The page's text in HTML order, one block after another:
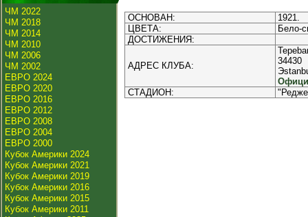
ЧМ 2022
ЧМ 2018
ЧМ 2014
ЧМ 2010
ЧМ 2006
ЧМ 2002
ЕВРО 2024
ЕВРО 2020
ЕВРО 2016
ЕВРО 2012
ЕВРО 2008
ЕВРО 2004
ЕВРО 2000
Кубок Америки 2024
Кубок Америки 2021
Кубок Америки 2019
Кубок Америки 2016
Кубок Америки 2015
Кубок Америки 2011
ОСНОВАН:
1921.
ЦВЕТА:
Бело-
ДОСТИЖЕНИЯ:
АДРЕС КЛУБА:
34430
СТАДИОН: